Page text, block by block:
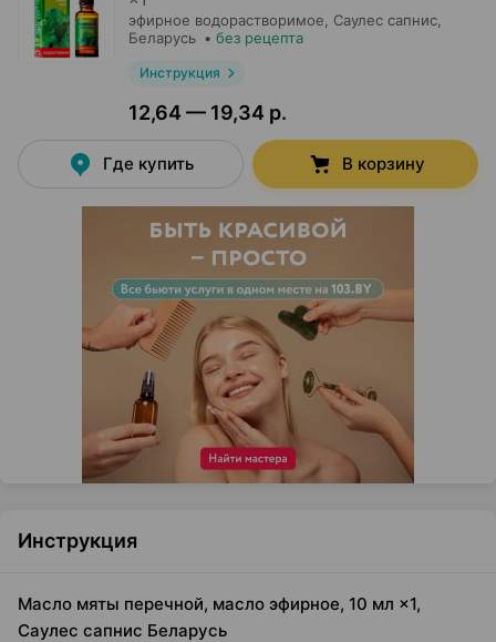
эфирное водорастворимое, Саулес сапнис
Беларусь • без рецепта
Инструкция
12,64 — 19,34 р.
Где купить В корзину
Инструкция
Масло мяты перечной, масло эфирное, 10 мл ×1,
Саулес сапнис Беларусь